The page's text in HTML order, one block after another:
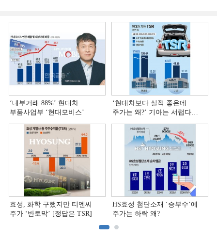
‘내부거래 88%ʼ 현대차
부품사업부 ‘현대모비스ʼ
‘현대차보다 실적 좋은데
주가는 왜?ʼ 기아는 서럽다
효성, 화학 구했지만 티엔씨
주가 ‘반토막’ [정답은 TSR]
HS효성 첨단소재 ‘승부수’에
주가는 하락 왜?